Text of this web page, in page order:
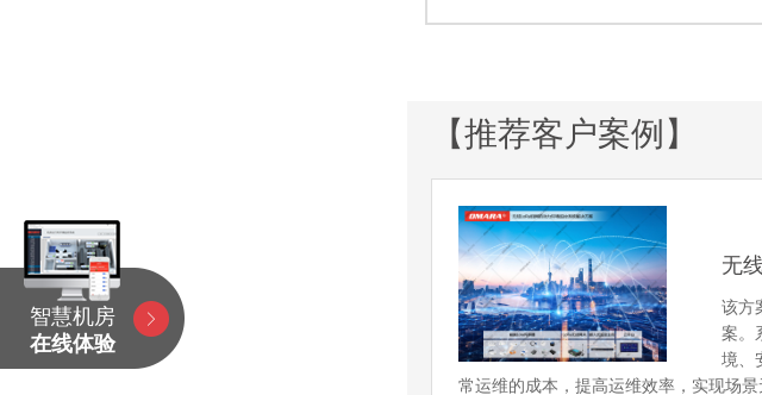
【推荐客户案例】
无
该方
案。
境、
常运维的成本，提高运维效率，实现场
智慧机房
在线体验